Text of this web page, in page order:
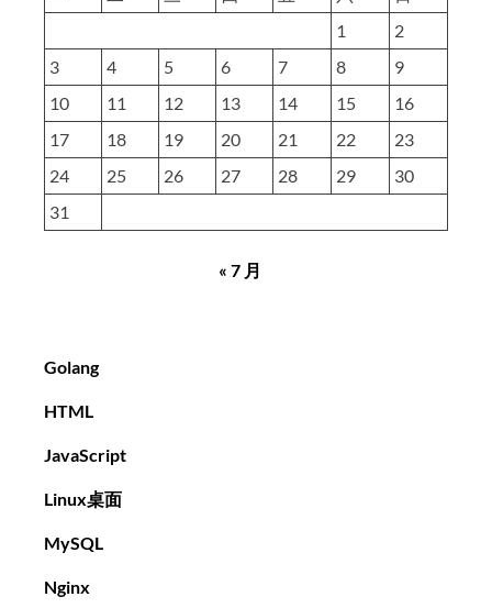
1
2
3
4 5 6 7 8
9
10
11 12 13 14 15
16
17
18 19 20 21 22
23
24
25 26 27 28 29
30
31
« 7 月
Golang
HTML
JavaScript
Linux桌面
MySQL
Nginx